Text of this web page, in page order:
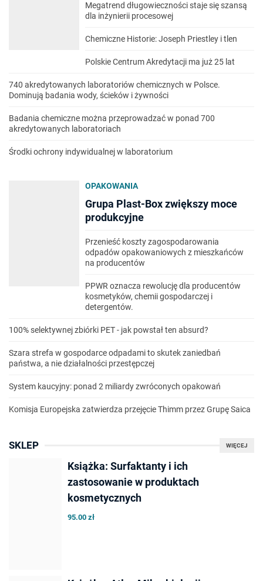
Megatrend długowieczności staje się szansą
dla inżynierii procesowej
Chemiczne Historie: Joseph Priestley i tlen
Polskie Centrum Akredytacji ma już 25 lat
740 akredytowanych laboratoriów chemicznych w Polsce.
Dominują badania wody, ścieków i żywności
Badania chemiczne można przeprowadzać w ponad 700
akredytowanych laboratoriach
Środki ochrony indywidualnej w laboratorium
OPAKOWANIA
Grupa Plast-Box zwiększy moce
produkcyjne
Przenieść koszty zagospodarowania
odpadów opakowaniowych z mieszkańców
na producentów
PPWR oznacza rewolucję dla producentów
kosmetyków, chemii gospodarczej i
detergentów.
100% selektywnej zbiórki PET - jak powstał ten absurd?
Szara strefa w gospodarce odpadami to skutek zaniedbań
państwa, a nie działalności przestępczej
System kaucyjny: ponad 2 miliardy zwróconych opakowań
Komisja Europejska zatwierdza przejęcie Thimm przez Grupę Saica
WIĘCEJ
SKLEP
Książka: Surfaktanty i ich
zastosowanie w produktach
kosmetycznych
95.00 zł